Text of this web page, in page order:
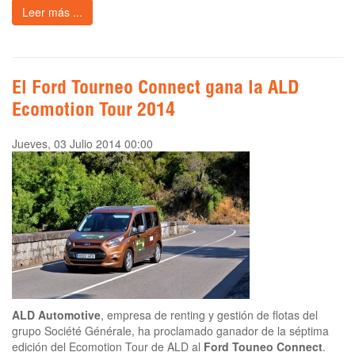
Leer más ...
El Ford Tourneo Connect gana la ALD
Ecomotion Tour 2014
Jueves, 03 Julio 2014 00:00
ALD Automotive, empresa de renting y gestión de flotas del
grupo Société Générale, ha proclamado ganador de la séptima
edición del Ecomotion Tour de ALD al Ford Touneo Connect.